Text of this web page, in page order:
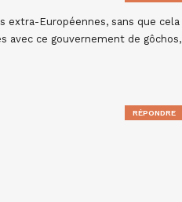
Européennes, sans que cela
avec ce gouvernement de gôchos,
RÉPONDRE